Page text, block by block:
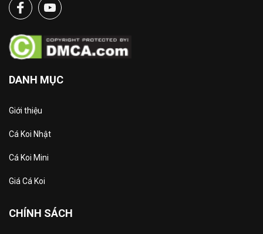
DANH MỤC
Giới thiệu
Cá Koi Nhật
Cá Koi Mini
Giá Cá Koi
CHÍNH SÁCH